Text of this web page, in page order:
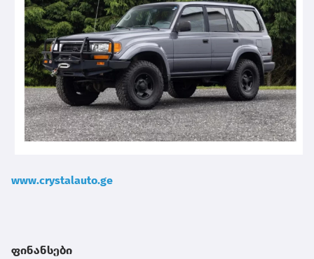
www.crystalauto.ge
ფინანსები